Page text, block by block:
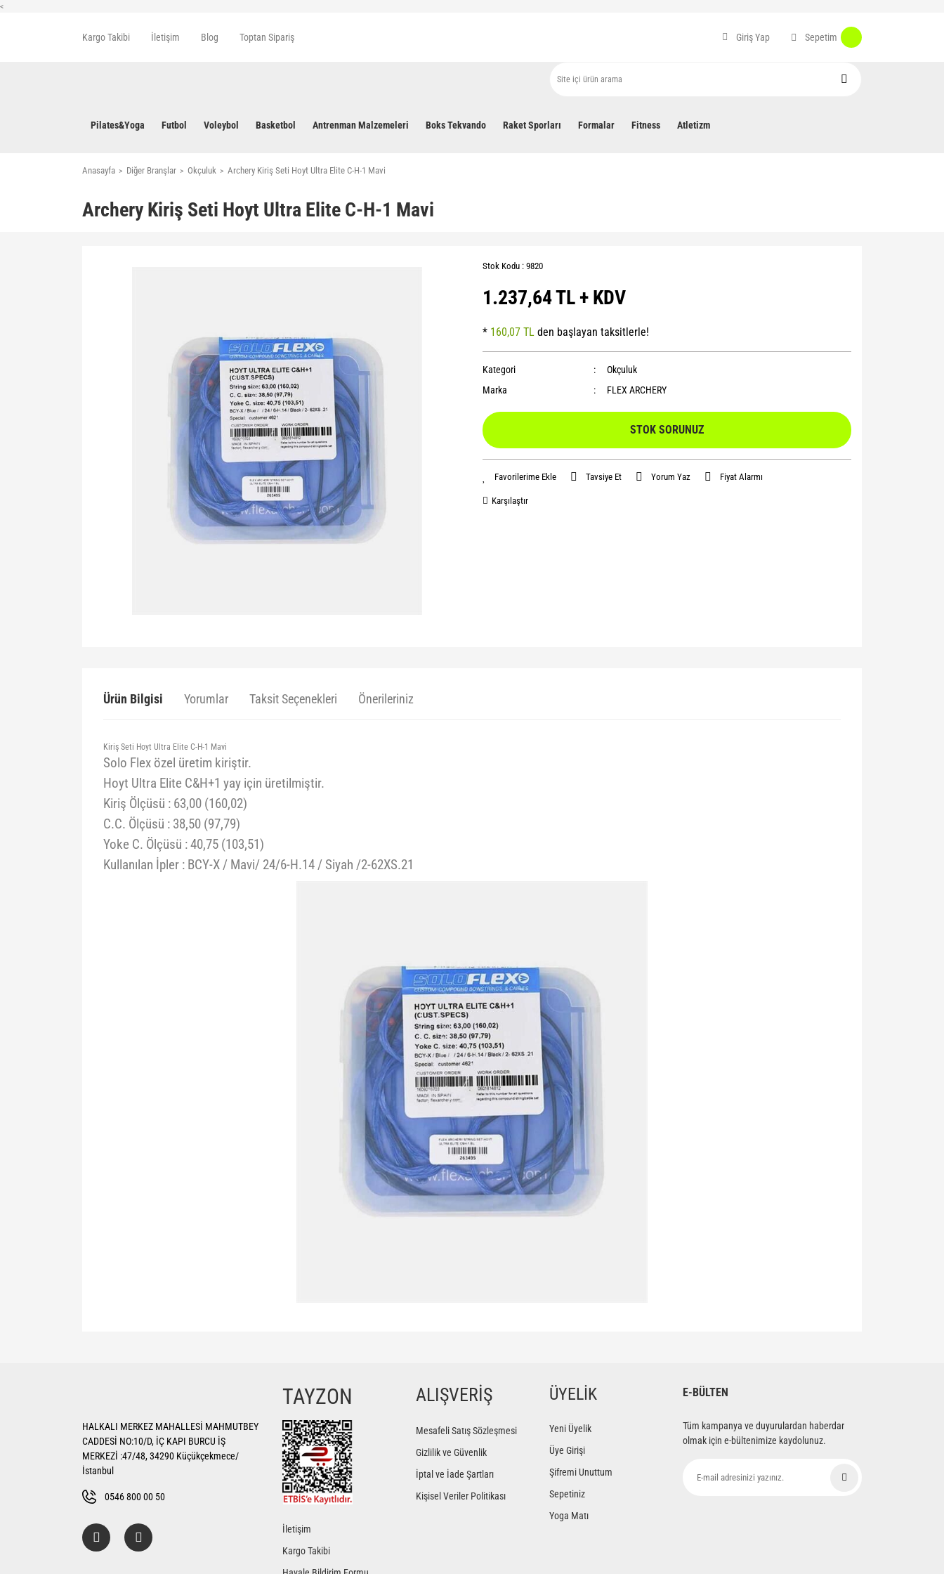
<
Kargo Takibi İletişim Blog Toptan Sipariş Giriş Yap Sepetim
Pilates&Yoga Futbol Voleybol Basketbol Antrenman Malzemeleri Boks Tekvando Raket Sporları Formalar Fitness Atletizm
Anasayfa Diğer Branşlar Okçuluk Archery Kiriş Seti Hoyt Ultra Elite C-H-1 Mavi
Archery Kiriş Seti Hoyt Ultra Elite C-H-1 Mavi
Stok Kodu : 9820
1.237,64 TL + KDV
* 160,07 TL den başlayan taksitlerle!
Kategori
Okçuluk
Marka
FLEX ARCHERY
STOK SORUNUZ
Tavsiye Et Yorum Yaz Fiyat Alarmı
Karşılaştır
Ürün Bilgisi Yorumlar Taksit Seçenekleri Önerileriniz
Kiriş Seti Hoyt Ultra Elite C-H-1 Mavi
Solo Flex özel üretim kiriştir.
Hoyt Ultra Elite C&H+1 yay için üretilmiştir.
Kiriş Ölçüsü : 63,00 (160,02)
C.C. Ölçüsü : 38,50 (97,79)
Yoke C. Ölçüsü : 40,75 (103,51)
Kullanılan İpler : BCY-X / Mavi/ 24/6-H.14 / Siyah /2-62XS.21
Yorum Yaz
Ürün resmi kalitesiz, bozuk veya görüntülenemiyor.
Ürün bilgilerinde hatalar bulunuyor.
Ürün fiyatı diğer sitelerden daha pahalı.
HALKALI MERKEZ MAHALLESİ MAHMUTBEY
CADDESİ NO:10/D, İÇ KAPI BURCU İŞ
MERKEZİ :47/48, 34290 Küçükçekmece/
İstanbul
0546 800 00 50
TAYZON
İletişim
Kargo Takibi
ALIŞVERİŞ
Mesafeli Satış Sözleşmesi
Gizlilik ve Güvenlik
İptal ve İade Şartları
Kişisel Veriler Politikası
ÜYELİK
Yeni Üyelik
Üye Girişi
Şifremi Unuttum
Sepetiniz
Yoga Matı
E-BÜLTEN
Tüm kampanya ve duyurulardan haberdar
olmak için e-bültenimize kaydolunuz.